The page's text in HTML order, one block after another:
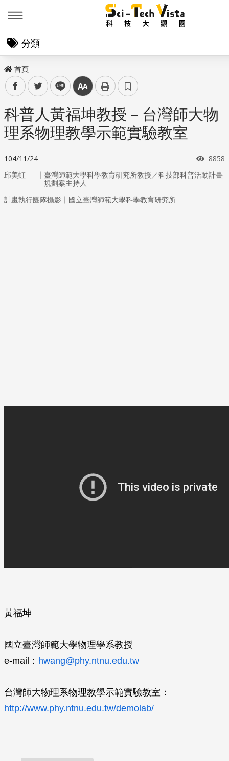
分類
首頁
facebooktwitter line 中
科普人黃福坤教授－台灣師大物
理系物理教學示範實驗教室
104/11/24 瀏覽
8858
邱美虹 ｜ 臺灣師範大學科學教育研究所教授／科技部科普活動計畫
規劃案主持人
計畫執行團隊攝影 ｜ 國立臺灣師範大學科學教育研究所
黃福坤
國立臺灣師範大學物理學系教授
e-mail： hwang@phy.ntnu.edu.tw
台灣師大物理系物理教學示範實驗教室：
http://www.phy.ntnu.edu.tw/demolab/